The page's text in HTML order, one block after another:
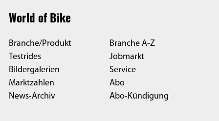
World of Bike
Branche/Produkt
Testrides
Bildergalerien
Marktzahlen
News-Archiv
Branche A-Z
Jobmarkt
Service
Abo
Abo-Kündigung